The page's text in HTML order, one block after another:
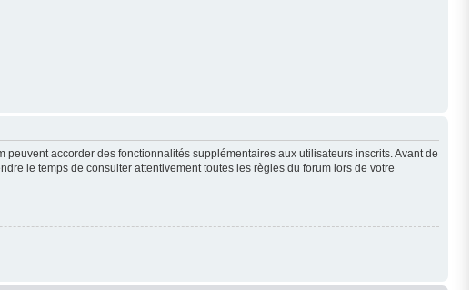
accorder des fonctionnalités supplémentaires aux utilisateurs inscrits. Avant de
le temps de consulter attentivement toutes les règles du forum lors de votre